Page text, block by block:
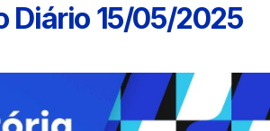
Diário 15/05/2025